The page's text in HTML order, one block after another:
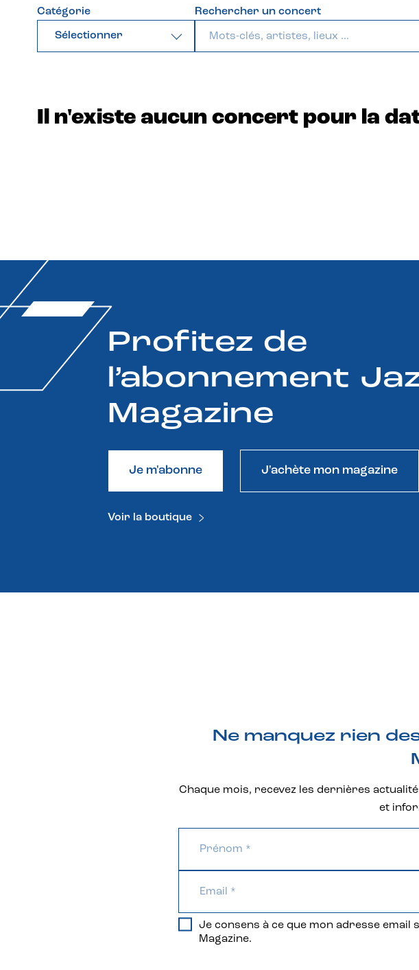
Catégorie
Sélectionner
Rechercher un concert
Il n'existe aucun concert pour la
Profitez de
l’abonnement
Magazine
Je m'abonne J'achète mon magazine
Voir la boutique
Ne manquez rien
Chaque mois, recevez les dernières
et
Je consens à ce que mon adresse
Magazine.